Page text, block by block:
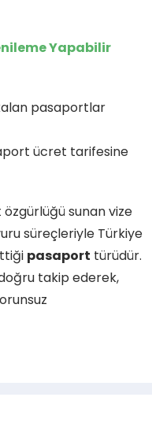
Yapabilir
pasaportlar
ücret tarifesine
sunan vize
süreçleriyle Türkiye
pasaport türüdür.
doğru takip ederek,